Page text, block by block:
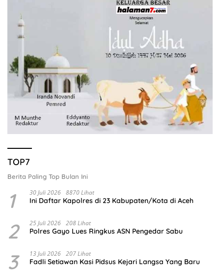
TOP7
Berita Paling Top Bulan Ini
1 30 Juli 2026 8870 Lihat
Ini Daftar Kapolres di 23 Kabupaten/Kota di Aceh
2 25 Juli 2026 208 Lihat
Polres Gayo Lues Ringkus ASN Pengedar Sabu
3 13 Juli 2026 207 Lihat
Fadli Setiawan Kasi Pidsus Kejari Langsa Yang Baru